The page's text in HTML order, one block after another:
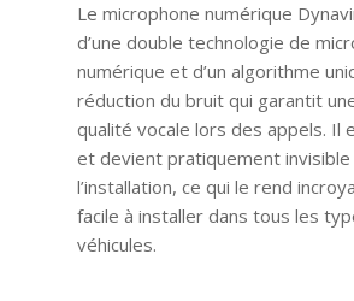
Le microphone numérique
d’une double technologie de
numérique et d’un algorithme
réduction du bruit qui garantit
qualité vocale lors des appels. Il
et devient pratiquement
l’installation, ce qui le rend
facile à installer dans tous les
véhicules.